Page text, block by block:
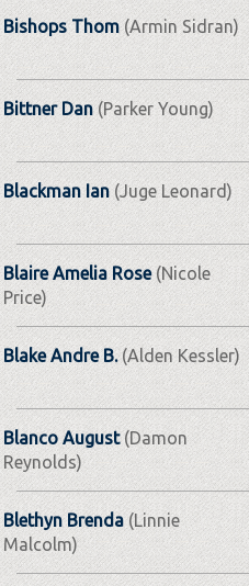
Bishops Thom(Armin Sidran)
Bittner Dan (Parker Young)
Blackman Ian (Juge Leonard)
Blaire Amelia Rose(Nicole
Price)
Blake Andre B.(Alden Kessler)
Blanco August(Damon
Reynolds)
Blethyn Brenda (Linnie
Malcolm)